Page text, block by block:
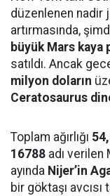
düzenlenen nadir
artırmasında,
büyük Mars kaya
satıldı. Ancak
milyon doların
Ceratosaurus
Toplam ağırlığı
16788 adı verilen
ayında Nijer’in
bir göktaşı